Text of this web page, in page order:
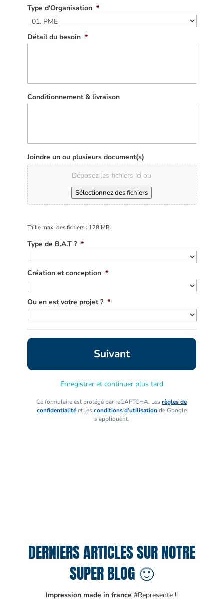
Type d'Organisation *
Détail du besoin *
Conditionnement & livraison
Joindre un ou plusieurs document(s)
Déposez les fichiers ici ou
Sélectionnez des fichiers
Taille max. des fichiers : 128 MB.
Type de B.A.T ? *
Création et conception *
Ou en est votre projet ? *
Enregistrer et continuer plus tard
Ce formulaire est protégé par reCAPTCHA. Lesrègles de
confidentialitéet les conditions d’utilisationde Google
s’appliquent.
DERNIERS ARTICLES SUR NOTRE
SUPER BLOG 🙂
Impression made in france #Represente !!